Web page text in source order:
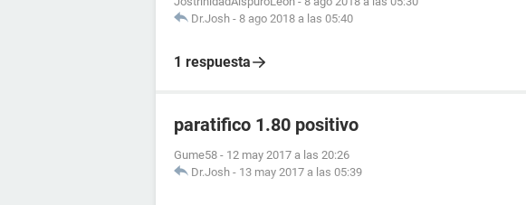
Dr.Josh - 8 ago 2018 a las 05:40
1 respuesta
paratifico 1.80 positivo
Gume58 - 12 may 2017 a las 20:26
Dr.Josh - 13 may 2017 a las 05:39